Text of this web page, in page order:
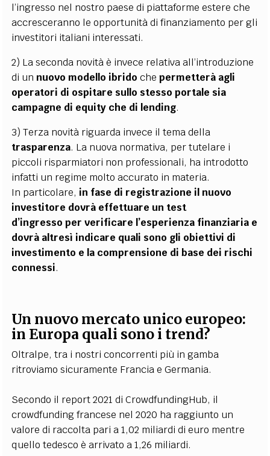
l’ingresso nel nostro paese di piattaforme estere che
accresceranno le opportunità di finanziamento per gli
investitori italiani interessati.
2) La seconda novità è invece relativa all’introduzione
di un nuovo modello ibridochepermetterà agli
operatori di ospitare sullo stesso portale sia
campagne di equity che di lending.
3) Terza novità riguarda invece il tema della
trasparenza. La nuova normativa, per tutelare i
piccoli risparmiatori non professionali, ha introdotto
infatti un regime molto accurato in materia.
In particolare, in fase di registrazione il nuovo
investitore dovrà effettuare un test
d’ingresso per verificare l’esperienza finanziaria e
dovrà altresì indicare quali sono gli obiettivi di
investimento e la comprensione di base dei rischi
connessi.
Un nuovo mercato unico europeo:
in Europa quali sono i trend?
Oltralpe, tra i nostri concorrenti più in gamba
ritroviamo sicuramente Francia e Germania.
Secondo il report 2021 di CrowdfundingHub, il
crowdfunding francese nel 2020 ha raggiunto un
valore di raccolta pari a 1,02 miliardi di euro mentre
quello tedesco è arrivato a 1,26 miliardi.